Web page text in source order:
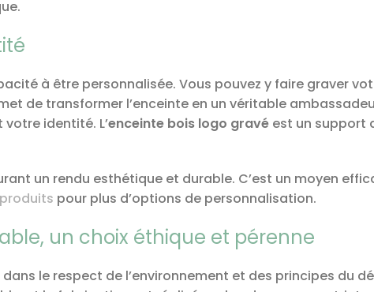
à être personnalisée. Vous pouvez y faire graver
de transformer l’enceinte en un véritable
identité. L’enceinte bois logo gravé est un support
un rendu esthétique et durable. C’est un moyen
pour plus d’options de personnalisation.
un choix éthique et pérenne
le respect de l’environnement et des principes du